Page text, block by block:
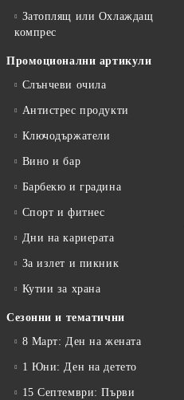
Затоплящ или Охлаждащ
компрес
Промоционални артикули
Слънчеви очила
Антистрес продукти
Ключодържатели
Вино и бар
Барбекю и градина
Спорт и фитнес
Дни на кариерата
За излет и пикник
Кутии за храна
Сезонни и тематични
8 Март: Ден на жената
1 Юни: Ден на детето
15 Септември: Първи